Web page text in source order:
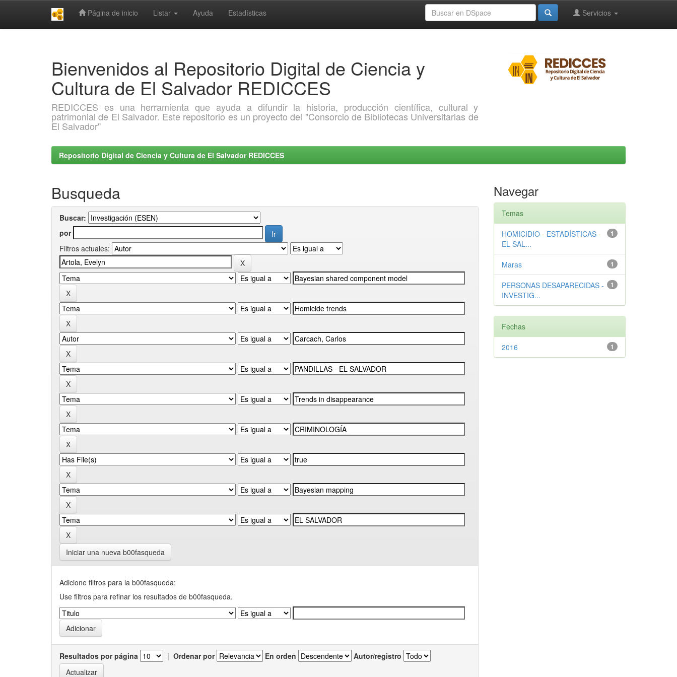
Página de inicio Listar Ayuda Estadísticas Servicios
Bienvenidos al Repositorio Digital de Ciencia y
Cultura de El Salvador REDICCES
REDICCES es una herramienta que ayuda a difundir la historia, producción científica, cultural y
patrimonial de El Salvador. Este repositorio es un proyecto del "Consorcio de Bibliotecas Universitarias de
El Salvador"
Repositorio Digital de Ciencia y Cultura de El Salvador REDICCES
Busqueda
Buscar:
por
Filtros actuales:
Iniciar una nueva b00fasqueda
Adicione filtros para la b00fasqueda:
Use filtros para refinar los resultados de b00fasqueda.
Resultados por página | Ordenar por En orden Autor/registro
Navegar
Temas
1
HOMICIDIO - ESTADÍSTICAS -
EL SAL...
1
Maras
1
PERSONAS DESAPARECIDAS -
INVESTIG...
Fechas
1
2016